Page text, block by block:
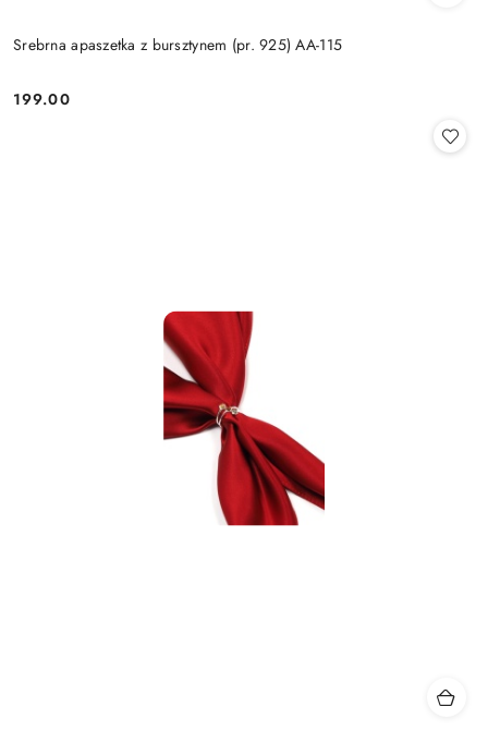
Srebrna apaszetka z bursztynem (pr. 925) AA-115
Cena:
199.00